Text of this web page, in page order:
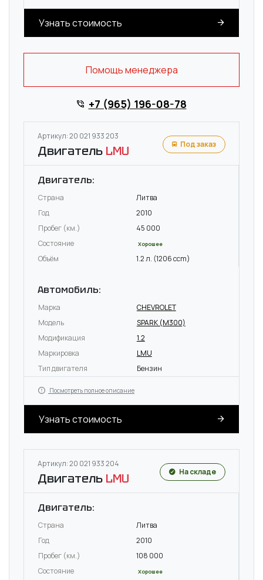
Узнать стоимость
Помощь менеджера
+7 (965) 196-08-78
Артикул: 20 021 933 203
Двигатель LMU Под заказ
Двигатель:
Страна
Литва
Год
2010
Пробег (км.)
45 000
Состояние
Хорошее
Объём 1.2 л. (1206 ccm)
Автомобиль:
Марка
CHEVROLET
Модель
SPARK (M300)
Модификация
1.2
Маркировка
LMU
Тип двигателя
Бензин
Посмотреть полное описание
Узнать стоимость
Артикул: 20 021 933 204
Двигатель LMU На складе
Двигатель:
Страна
Литва
Год
2010
Пробег (км.)
108 000
Состояние
Хорошее